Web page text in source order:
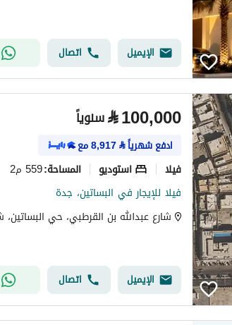
الإيميل اتصال
⃁100,000 سنوياً
ادفع شهرياً⃁
8,917مع
فیلا استوديو المساحة:559 م2
فيلا للإيجار في البساتين، جدة
شارع عبدالله بن القرطبي، حي
الإيميل اتصال